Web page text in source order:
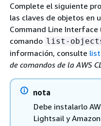
Complete el siguiente
las claves de objetos en
Command Line Interface
comando list-
información, consulte
de comandos de la AWS
nota
Debe instalarlo
Lightsail y